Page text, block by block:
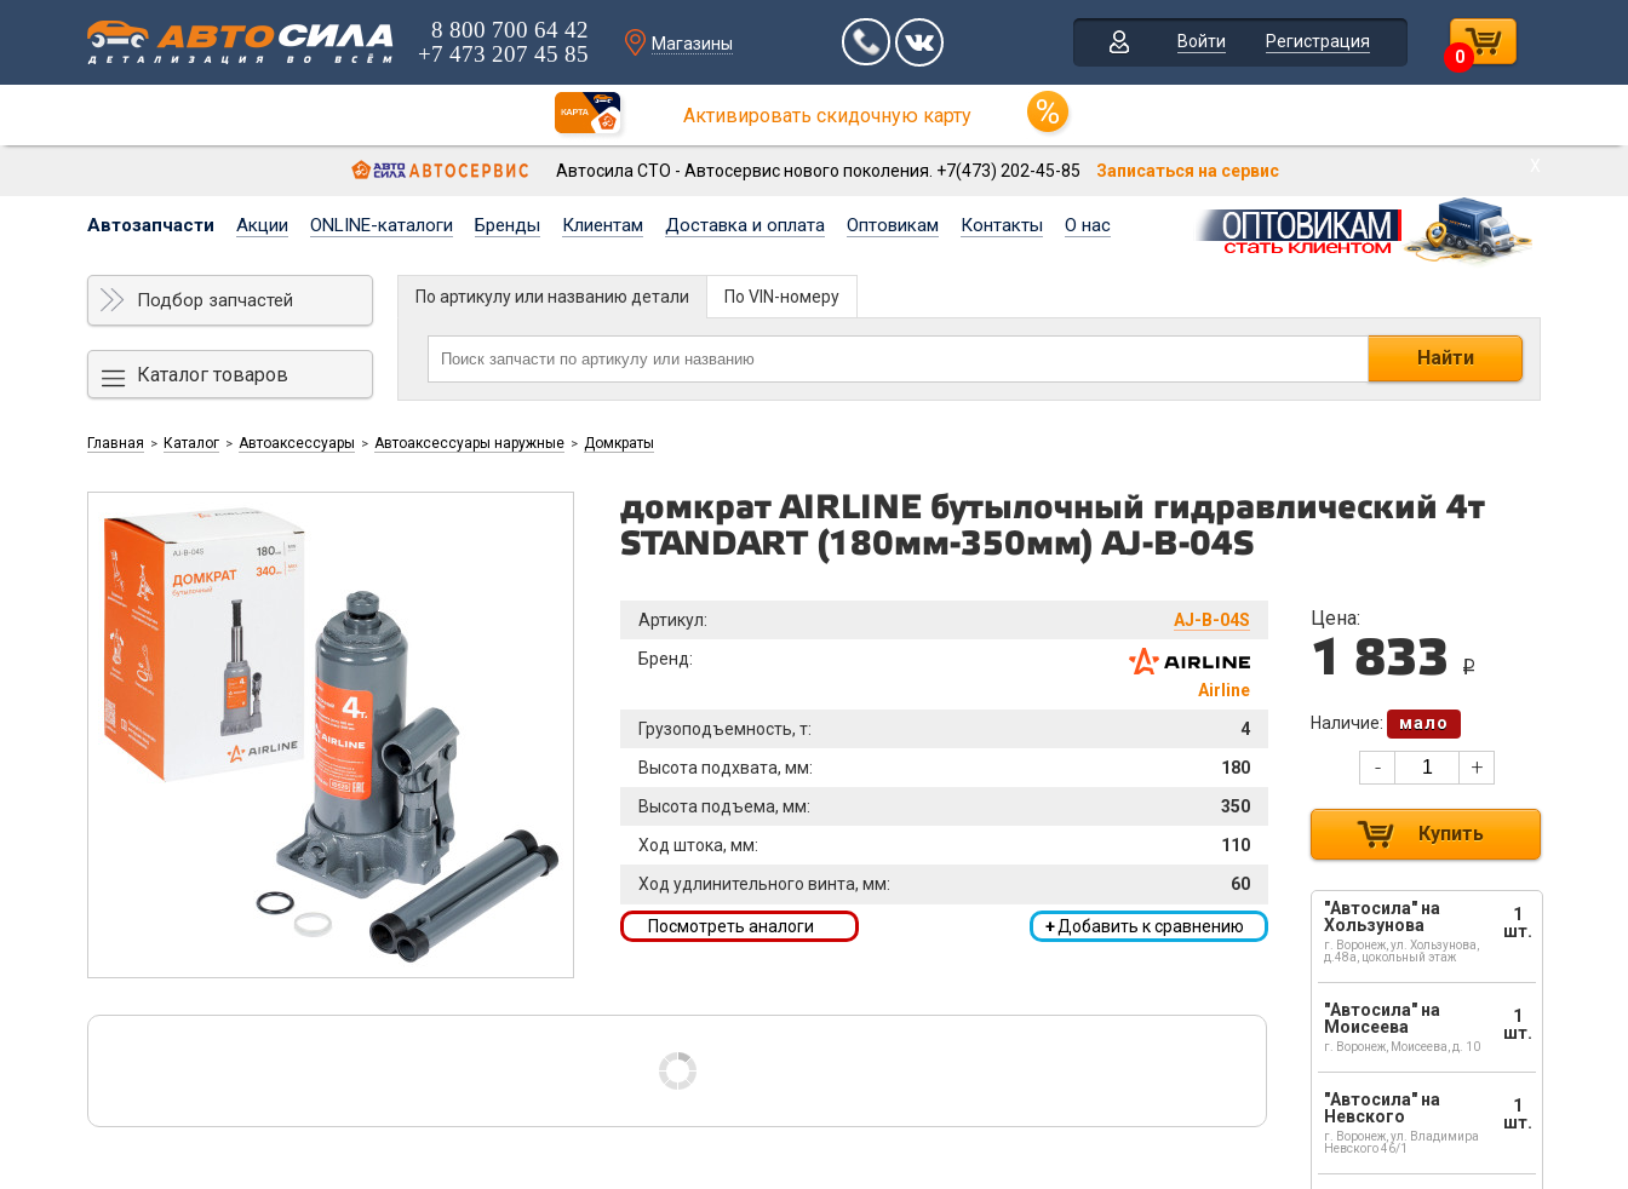
8 800 700 64 42
+7 473 207 45 85
Магазины Войти
Регистрация
0
Активировать скидочную карту
Автосила СТО - Автосервис нового поколения. +7(473) 202-45-85 Записаться на сервис
Автозапчасти Акции ONLINE-каталоги Бренды Клиентам Доставка и оплата Оптовикам Контакты О нас
Подбор запчастей
Каталог товаров
По артикулу или названию детали
Найти
По VIN-номеру
Главная > Каталог > Автоаксессуары > Автоаксессуары наружные > Домкраты
домкрат AIRLINE бутылочный гидравлический 4т
STANDART (180мм-350мм) AJ-B-04S
Артикул:
AJ-B-04S
Бренд:
Airline
Грузоподъемность, т:
4
Высота подхвата, мм:
180
Высота подъема, мм:
350
Ход штока, мм:
110
Ход удлинительного винта, мм:
60
+Добавить к сравнению
Посмотреть аналоги
Цена:
1 833 i
Наличие: мало
- +
Купить
"Автосила" на
Хользунова
г. Воронеж, ул. Хользунова,
д.48а, цокольный этаж
1
шт.
"Автосила" на
Моисеева
г. Воронеж, Моисеева, д. 10
1
шт.
"Автосила" на
Невского
г. Воронеж, ул. Владимира
Невского 46/1
1
шт.